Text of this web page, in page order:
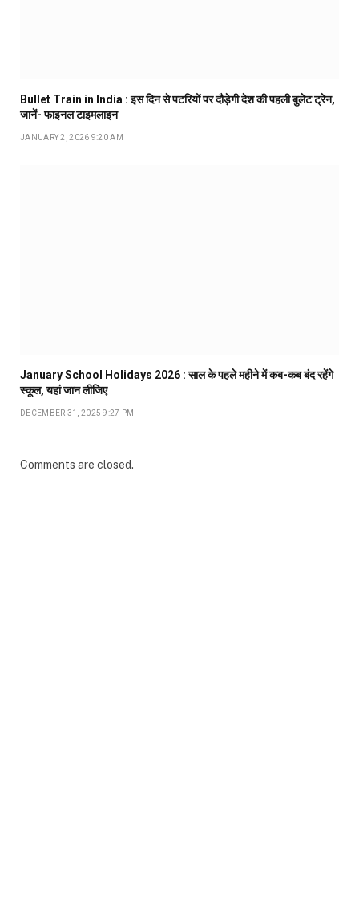
Bullet Train in India : इस दिन से पटरियों पर दौड़ेगी देश की पहली बुलेट ट्रेन,
जानें- फाइनल टाइमलाइन
JANUARY 2, 2026 9:20 AM
January School Holidays 2026 : साल के पहले महीने में कब-कब बंद रहेंगे
स्कूल, यहां जान लीजिए
DECEMBER 31, 2025 9:27 PM
Comments are closed.